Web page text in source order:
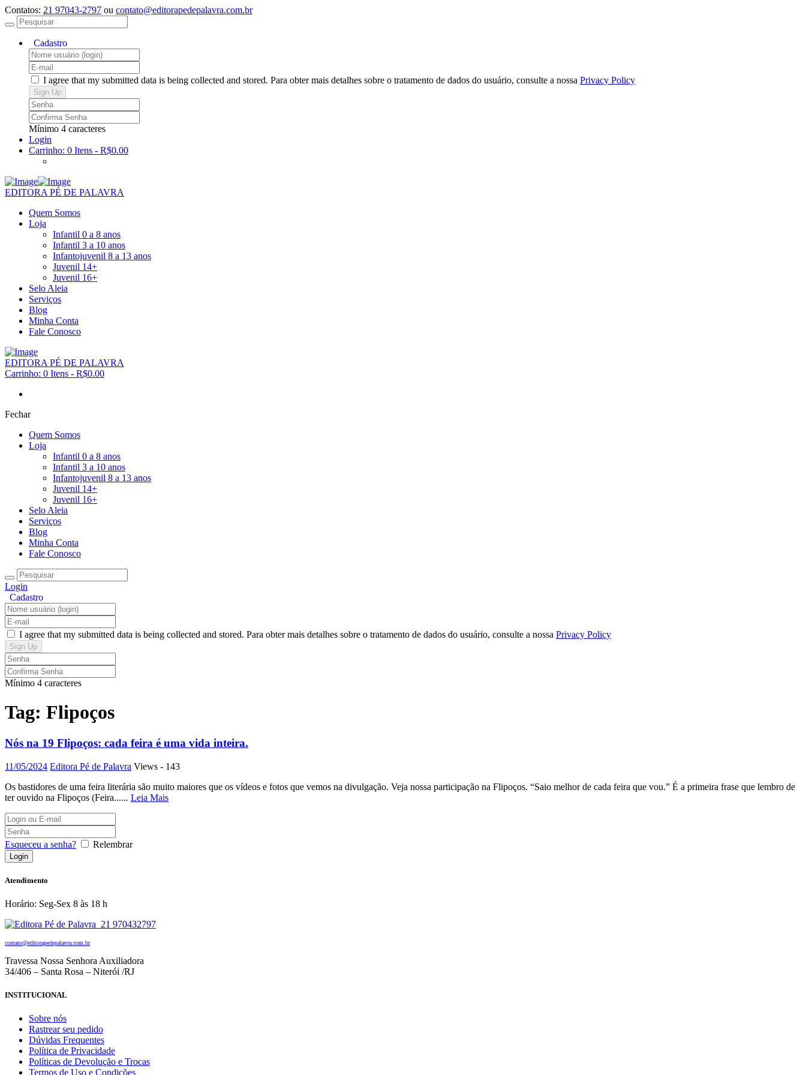
Contatos: 21 97043-2797 ou contato@editorapedepalavra.com.br
I agree that my submitted data is being collected and stored. Para obter mais detalhes sobre o tratamento de dados do usuário, consulte a nossa Privacy Policy
Mínimo 4 caracteres
Login
Carrinho: 0 Itens - R$0.00
EDITORA PÉ DE PALAVRA
Quem Somos
Loja
Infantil 0 a 8 anos
Infantil 3 a 10 anos
Infantojuvenil 8 a 13 anos
Juvenil 14+
Juvenil 16+
Selo Aleia
Serviços
Blog
Minha Conta
Fale Conosco
EDITORA PÉ DE PALAVRA
Carrinho: 0 Itens - R$0.00
Fechar
Quem Somos
Loja
Infantil 0 a 8 anos
Infantil 3 a 10 anos
Infantojuvenil 8 a 13 anos
Juvenil 14+
Juvenil 16+
Selo Aleia
Serviços
Blog
Minha Conta
Fale Conosco
Login
I agree that my submitted data is being collected and stored. Para obter mais detalhes sobre o tratamento de dados do usuário, consulte a nossa Privacy Policy
Mínimo 4 caracteres
Tag: Flipoços
Nós na 19 Flipoços: cada feira é uma vida inteira.
11/05/2024 Editora Pé de Palavra Views - 143
Os bastidores de uma feira literária são muito maiores que os vídeos e fotos que vemos na divulgação. Veja nossa participação na Flipoços. “Saio melhor de cada feira que vou.” É a primeira frase que lembro de
ter ouvido na Flipoços (Feira...... Leia Mais
Esqueceu a senha? Relembrar
Atendimento
Horário: Seg-Sex 8 às 18 h
21 970432797
contato@editorapedepalavra.com.br
Travessa Nossa Senhora Auxiliadora
34/406 – Santa Rosa – Niterói /RJ
INSTITUCIONAL
Sobre nós
Rastrear seu pedido
Dúvidas Frequentes
Política de Privacidade
Políticas de Devolução e Trocas
Termos de Uso e Condições